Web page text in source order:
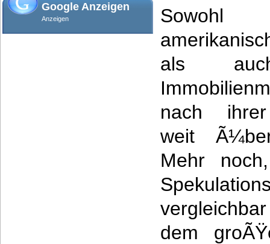
Google Anzeigen
Anzeigen
als
nach
weit
Mehr
dem